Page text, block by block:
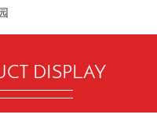
DISPLAY